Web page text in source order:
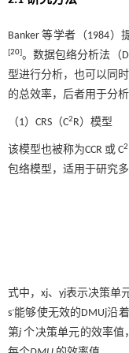
Banker 等学者（1984
[20]。数据包络分析法（
型进行分析，也可以同
的总效率，后者用于分
（1）CRS（C2R）模型
该模型也被称为CCR 或 C2
包络模型，适用于研究
式中，xj、yj表示决策单
s-能够使无效的DMUj沿
第j 个决策单元的效率值